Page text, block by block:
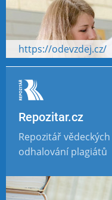
https://odevzdej.cz/
Repozitar.cz
Repozitář
odhalování plagiátů